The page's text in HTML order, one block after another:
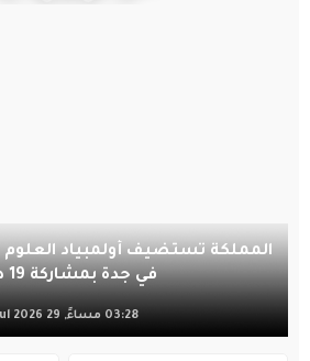
في جدة بمشاركة 19 دولة
03:28 مساءً, 29 Jul 2026